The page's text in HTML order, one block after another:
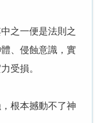
之一便是法則之
、侵蝕意識，實
受損。
根本撼動不了神